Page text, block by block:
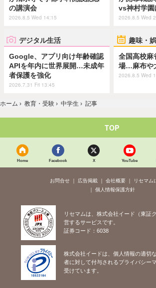
の講演会
2026.8.5 Wed 14:15
vs神村学園
2026.8.5 Wed
デジタル生活
Google、アプリ向け年齢確認
APIを年内に世界展開…未成年
者保護を強化
2026.7.31 Fri 13:45
趣味・
全国高校麻
場…麻布や
2026.8.5 Wed
ホーム › 教育・受験 › 中学生 › 記事
TOP
Home Facebook X YouTube
お問合せ 広告掲載 会社概要
リセマム
個人情報保護方針
リセマムは、株式会社イード（東証
営するサービスです。
証券コード：6038
株式会社イードは、個人情報の適切
者に対して付与されるプライバシー
受けています。